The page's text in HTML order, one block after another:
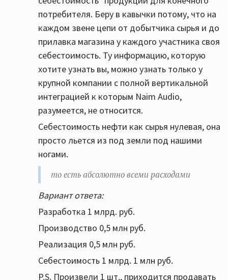
потребителя. Беру в кавычки потому, что на
каждом звене цепи от добытчика сырья и до
прилавка магазина у каждого участника своя
себестоимость. Ту информацию, которую
хотите узнать вы, можно узнать только у
крупной компании с полной вертикальной
интеграцией к которым Naim Audio,
разумеется, не относится.
Себестоимость нефти как сырья нулевая, она
просто льется из под земли под нашими
ногами.
то есть абсолютно всеми расходами
Вариант ответа:
Разработка 1 млрд. руб.
Производство 0,5 млн руб.
Реализация 0,5 млн руб.
Себестоимость 1 млрд. 1 млн руб.
P.S. Произвели 1 шт., приходится продавать